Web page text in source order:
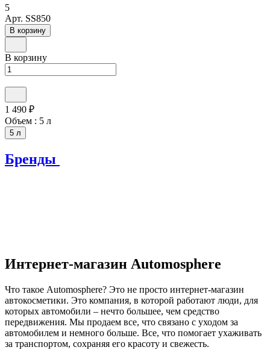
5
Арт. SS850
В корзину
В корзину
1 490 ₽
Объем : 5 л
5 л
Бренды
Интернет-магазин Automosphere
Что такое Automosphere? Это не просто интернет-магазин
автокосметики. Это компания, в которой работают люди, для
которых автомобили – нечто большее, чем средство
передвижения. Мы продаем все, что связано с уходом за
автомобилем и немного больше. Все, что помогает ухаживать
за транспортом, сохраняя его красоту и свежесть.